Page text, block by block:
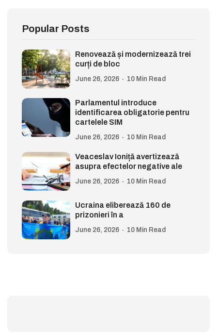
Popular Posts
Renovează și modernizează trei
curți de bloc
June 26, 2026 10 Min Read
Parlamentul introduce
identificarea obligatorie pentru
cartelele SIM
June 26, 2026 10 Min Read
Veaceslav Ioniță avertizează
asupra efectelor negative ale
June 26, 2026 10 Min Read
Ucraina eliberează 160 de
prizonieri în a
June 26, 2026 10 Min Read